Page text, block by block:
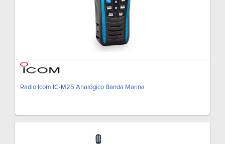
Radio Icom IC-M25 Analógico Banda Marina